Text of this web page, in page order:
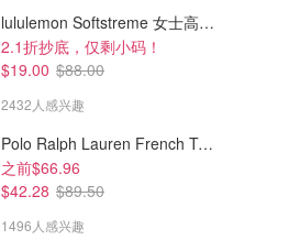
lululemon Softstreme 女士高腰短裤 10cm
2.1折抄底，仅剩小码！
$19.00 $88.00
2432人感兴趣
Polo Ralph Lauren French Terry 女童连帽卫衣 7-16码
之前$66.96
$42.28 $89.50
1496人感兴趣